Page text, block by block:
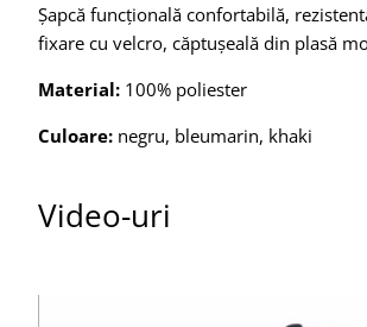
Șapcă funcțională confortabilă,
fixare cu velcro, căptușeală din plasă
Material: 100% poliester
Culoare: negru, bleumarin, khaki
Video-uri